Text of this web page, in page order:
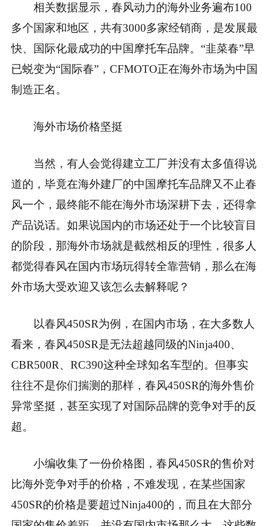
相关数据显示，春风动力的海外业务遍布100
多个国家和地区，共有3000多家经销商，是发展最
快、国际化最成功的中国摩托车品牌。“韭菜春”早
已蜕变为“国际春”，CFMOTO正在海外市场为中国
制造正名。
海外市场价格坚挺
当然，有人会觉得建立工厂并没有太多值得说
道的，毕竟在海外建厂的中国摩托车品牌又不止春
风一个，最终能不能在海外市场深耕下去，还得拿
产品说话。如果说国内的市场还处于一个比较盲目
的阶段，那海外市场就是截然相反的理性，很多人
都觉得春风在国内市场玩得转全靠营销，那么在海
外市场大受欢迎又该怎么去解释呢？
以春风450SR为例，在国内市场，在大多数人
看来，春风450SR是无法超越同级的Ninja400、
CBR500R、RC390这种全球知名车型的。但事实
往往不是你们揣测的那样，春风450SR的海外售价
异常坚挺，甚至实现了对国际品牌的竞争对手的反
超。
小编收集了一份价格图，春风450SR的售价对
比海外竞争对手的价格，不难发现，在某些国家
450SR的价格是要超过Ninja400的，而且在大部分